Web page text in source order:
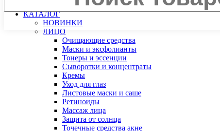
ПОДБОР УХОДА
КАТАЛОГ
НОВИНКИ
ЛИЦО
Очищающие средства
Маски и эксфолианты
Тонеры и эссенции
Сыворотки и концентраты
Кремы
Уход для глаз
Листовые маски и саше
Ретиноиды
Массаж лица
Защита от солнца
Точечные средства акне